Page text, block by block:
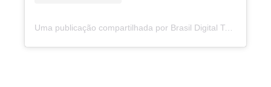
Uma publicação compartilhada por Brasil Digital Telecom (@brasildigitaltelecom)